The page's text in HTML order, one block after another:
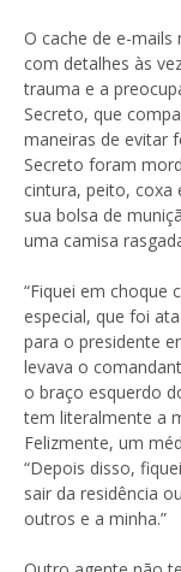
O cache de e-
com detalhes às
trauma e a
Secreto, que
maneiras de evitar
Secreto foram
cintura, peito,
sua bolsa de
uma camisa
“Fiquei em choque
especial, que foi
para o presidente
levava o
o braço esquerdo
tem literalmente a
Felizmente, um
“Depois disso,
sair da residência
outros e a minha.”